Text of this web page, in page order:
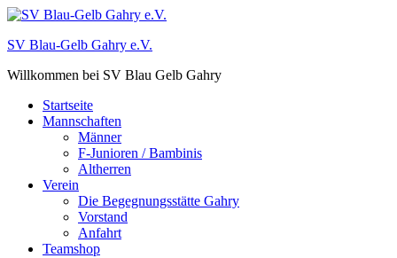
Zum
springen
SV Blau-Gelb Gahry e.V.
Willkommen bei SV Blau Gelb Gahry
Startseite
Mannschaften
Männer
F-Junioren / Bambinis
Altherren
Verein
Die Begegnungsstätte Gahry
Vorstand
Anfahrt
Teamshop